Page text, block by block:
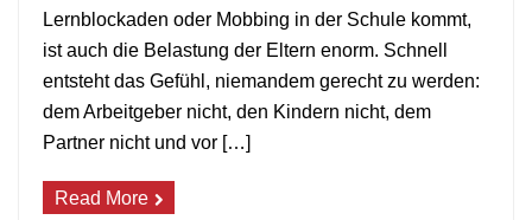
Lernblockaden oder Mobbing in der Schule kommt,
ist auch die Belastung der Eltern enorm. Schnell
entsteht das Gefühl, niemandem gerecht zu werden:
dem Arbeitgeber nicht, den Kindern nicht, dem
Partner nicht und vor […]
Read More